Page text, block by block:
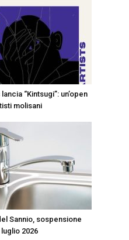
“Kintsugi”: un’open
molisani
Sannio, sospensione
2026